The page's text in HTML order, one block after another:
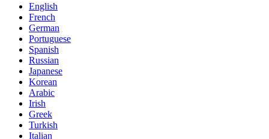
English
French
German
Portuguese
Spanish
Russian
Japanese
Korean
Arabic
Irish
Greek
Turkish
Italian